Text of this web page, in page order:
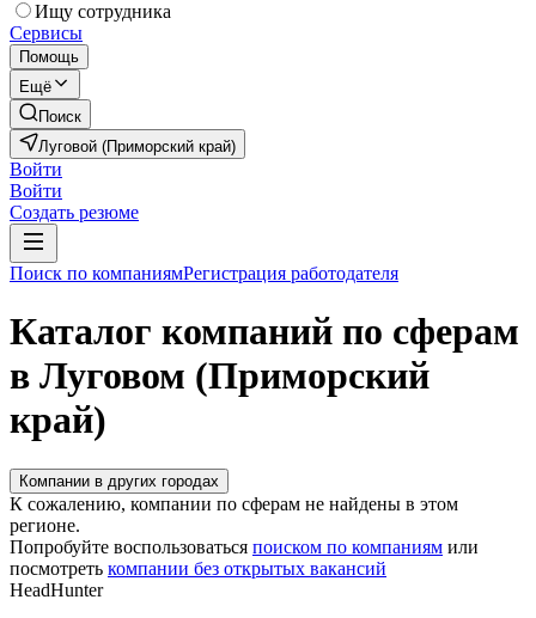
Ищу сотрудника
Сервисы
Помощь
Ещё
Поиск
Луговой (Приморский край)
Войти
Войти
Создать резюме
Поиск по компаниямРегистрация работодателя
Каталог компаний по сферам
в Луговом (Приморский
край)
Компании в других городах
К сожалению, компании по сферам не найдены в этом
регионе.
Попробуйте воспользоваться поиском по компаниям или
посмотреть компании без открытых вакансий
HeadHunter